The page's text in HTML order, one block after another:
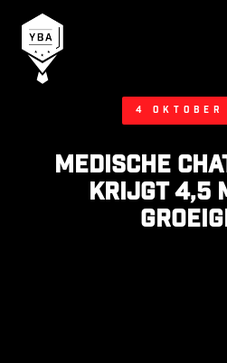
Young Business Award
4 oktober
Medische
krijgt 4,5